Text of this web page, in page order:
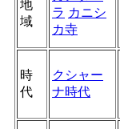
地
域
ラ カニシ
カ寺
時
代
クシャー
ナ時代